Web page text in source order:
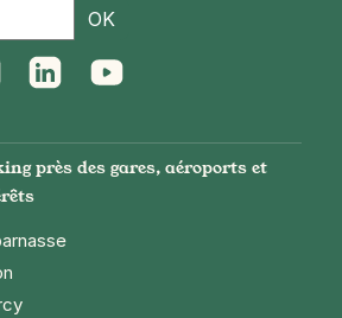
OK
près des gares, aéroports et